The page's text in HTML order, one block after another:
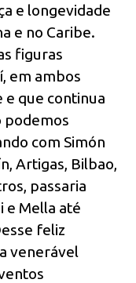
e longevidade
e no Caribe.
figuras
em ambos
e que continua
podemos
com Simón
Artigas, Bilbao,
passaria
e Mella até
feliz
venerável